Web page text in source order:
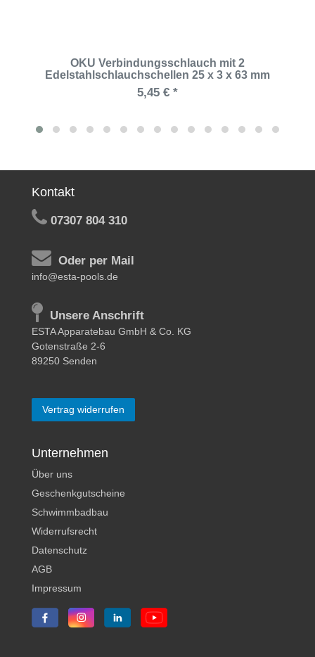
OKU Verbindungsschlauch mit 2
Edelstahlschlauchschellen 25 x 3 x 63 mm
5,45 € *
Kontakt
07307 804 310
Oder per Mail
info@esta-pools.de
Unsere Anschrift
ESTA Apparatebau GmbH & Co. KG
Gotenstraße 2-6
89250 Senden
Vertrag widerrufen
Unternehmen
Über uns
Geschenkgutscheine
Schwimmbadbau
Widerrufsrecht
Datenschutz
AGB
Impressum